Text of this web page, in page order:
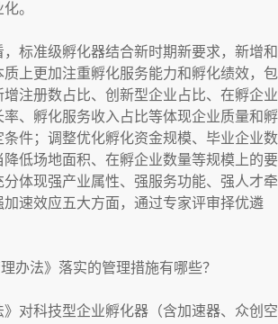
。
准级孵化器结合新时期新要求，新增和
上更加注重孵化服务能力和孵化绩效，包
注册数占比、创新型企业占比、在孵企业
、孵化服务收入占比等体现企业质量和孵
件；调整优化孵化资金规模、毕业企业数
低场地面积、在孵企业数量等规模上的要
体现强产业属性、强服务功能、强人才牵
速效应五大方面，通过专家评审择优遴
法》落实的管理措施有哪些？
科技型企业孵化器（含加速器、众创空